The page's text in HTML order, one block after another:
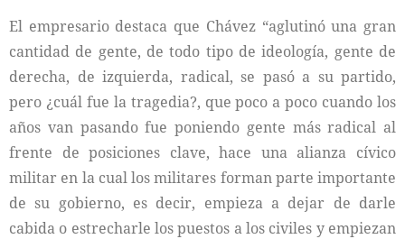
El empresario destaca que Chávez “aglutinó una gran
cantidad de gente, de todo tipo de ideología, gente de
derecha, de izquierda, radical, se pasó a su partido,
pero ¿cuál fue la tragedia?, que poco a poco cuando los
años van pasando fue poniendo gente más radical al
frente de posiciones clave, hace una alianza cívico
militar en la cual los militares forman parte importante
de su gobierno, es decir, empieza a dejar de darle
cabida o estrecharle los puestos a los civiles y empiezan